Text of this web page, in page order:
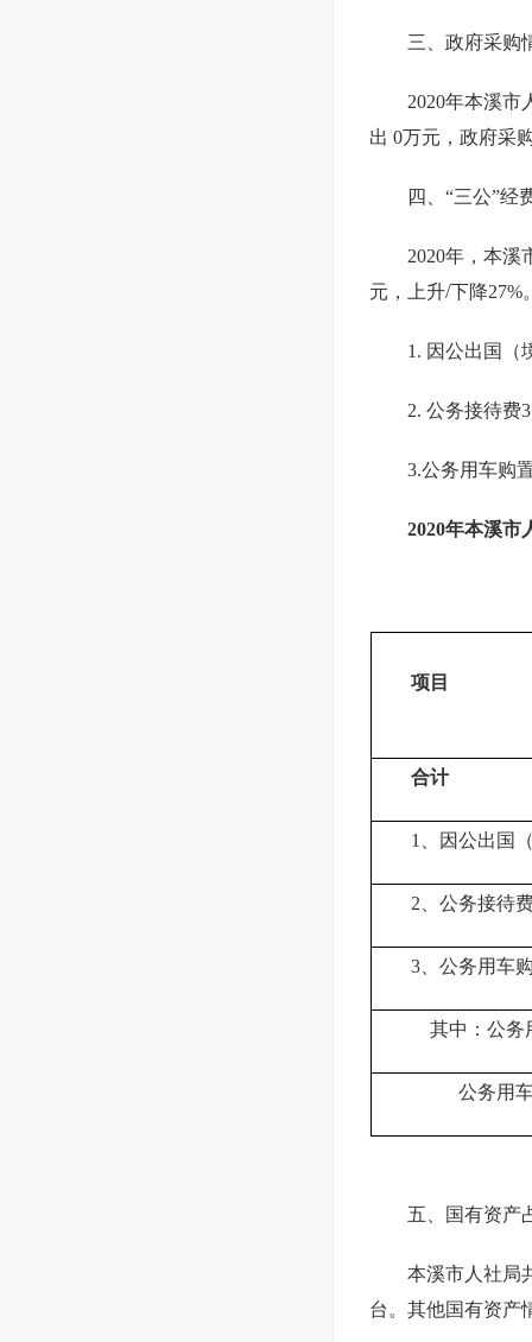
三、政府采购
2020年本溪市
出 0万元，政府采
四、“三公”经
2020年，本溪
元，上升/下降27%
1. 因公出国（
2. 公务接待费
3.公务用车购
2020年本溪市
项目
合计
1、因公出国
2、公务接待
3、公务用车
其中：公务
公务用车
五、国有资产
本溪市人社局
台。其他国有资产